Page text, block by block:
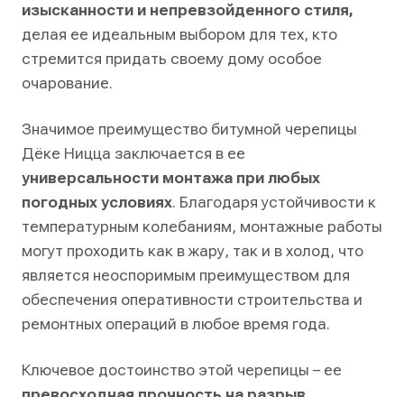
изысканности и непревзойденного стиля,
делая ее идеальным выбором для тех, кто
стремится придать своему дому особое
очарование.
Значимое преимущество битумной черепицы
Дёке Ницца заключается в ее
универсальности монтажа при любых
погодных условиях. Благодаря устойчивости к
температурным колебаниям, монтажные работы
могут проходить как в жару, так и в холод, что
является неоспоримым преимуществом для
обеспечения оперативности строительства и
ремонтных операций в любое время года.
Ключевое достоинство этой черепицы – ее